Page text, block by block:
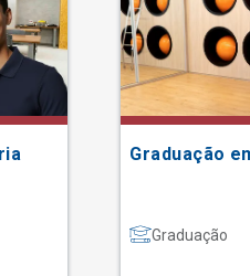
Graduação
Graduação